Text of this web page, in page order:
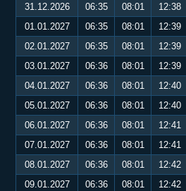
31.12.2026
06:35 08:01 12:38
01.01.2027
06:35 08:01 12:39
02.01.2027
06:35 08:01 12:39
03.01.2027
06:36 08:01 12:39
04.01.2027
06:36 08:01 12:40
05.01.2027
06:36 08:01 12:40
06.01.2027
06:36 08:01 12:41
07.01.2027
06:36 08:01 12:41
08.01.2027
06:36 08:01 12:42
09.01.2027
06:36 08:01 12:42